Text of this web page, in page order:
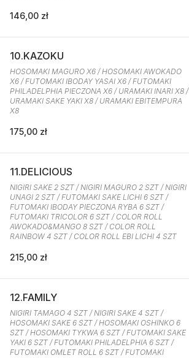
146,00 zł
10.KAZOKU
HOSOMAKI MAGURO X6 / HOSOMAKI AWOKADO
X6 / FUTOMAKI IBODAY YASAI X6 / FUTOMAKI
PHILADELPHIA PIECZONA X6 / URAMAKI INARI X8 /
URAMAKI SAKE YAKI X8 / URAMAKI EBITEMPURA
X8
175,00 zł
11.DELICIOUS
NIGIRI SAKE 2 SZT / NIGIRI MAGURO 2 SZT / NIGIRI
UNAGI 2 SZT / FUTOMAKI SAKE LICHI 6 SZT /
FUTOMAKI IBODAY PIECZONA RYBA 6 SZT /
FUTOMAKI TRICOLOR 6 SZT / COLOR ROLL
AWOKADO&MANGO 8 SZT / COLOR ROLL
RAINBOW 4 SZT / COLOR ROLL EBI LICHI 4 SZT
215,00 zł
12.FAMILY
NIGIRI TAMAGO 4 SZT / NIGIRI SAKE 4 SZT /
HOSOMAKI SAKE 6 SZT / HOSOMAKI OSHINKO 6
SZT / HOSOMAKI TYKWA 6 SZT / FUTOMAKI SAKE
YAKI 6 SZT / FUTOMAKI PHILADELPHIA 6 SZT /
FUTOMAKI OMLET ROLL 6 SZT / FUTOMAKI